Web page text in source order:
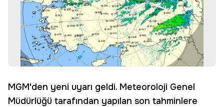
MGM'den yeni uyarı geldi. Meteoroloji Genel
Müdürlüğü tarafından yapılan son tahminlere